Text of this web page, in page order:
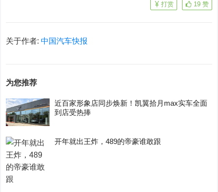
19 赞
打赏
关于作者:中国汽车快报
为您推荐
近百家形象店同步焕新！凯翼拾月max实车全面
到店受热捧
开年就出王炸，489的帝豪谁敢跟